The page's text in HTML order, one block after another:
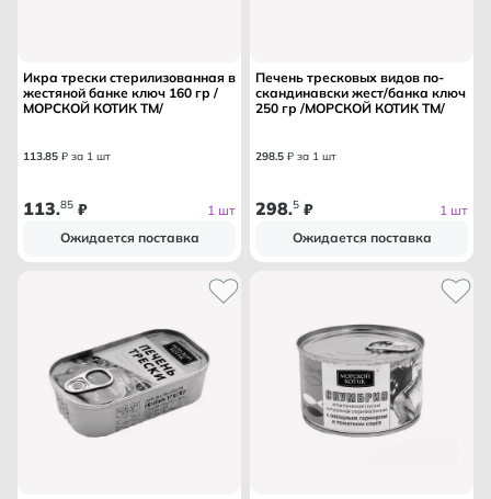
Икра трески стерилизованная в
жестяной банке ключ 160 гр /
МОРСКОЙ КОТИК ТМ/
113.85 ₽ за 1 шт
113.85 ₽
1 шт
Ожидается поставка
Печень тресковых видов по-
скандинавски жест/банка ключ
250 гр /МОРСКОЙ КОТИК ТМ/
298.5 ₽ за 1 шт
298.5 ₽
1 шт
Ожидается поставка